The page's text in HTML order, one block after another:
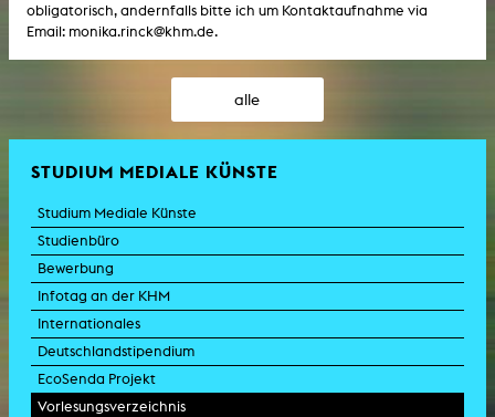
obligatorisch, andernfalls bitte ich um Kontaktaufnahme via
Email: monika.rinck@khm.de.
alle
STUDIUM MEDIALE KÜNSTE
Studium Mediale Künste
Studienbüro
Bewerbung
Infotag an der KHM
Internationales
Deutschlandstipendium
EcoSenda Projekt
Vorlesungsverzeichnis